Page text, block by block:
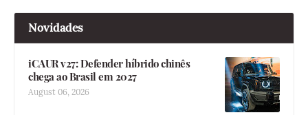
Novidades
iCAUR v27: Defender híbrido chinês
chega ao Brasil em 2027
August 06, 2026